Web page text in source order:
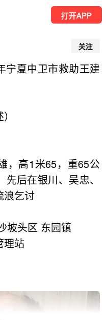
打开APP
关注
宁夏中卫市救助王建
）
，高1米65，重65公
后在银川、吴忠、
浪乞讨
坡头区 东园镇
理站